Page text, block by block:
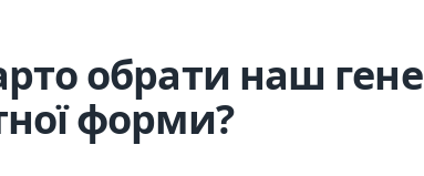
обрати наш
форми?